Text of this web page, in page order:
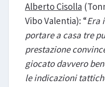
Alberto Cisolla
Vibo Valentia): “Era
portare a casa tre
prestazione
giocato davvero
le indicazioni